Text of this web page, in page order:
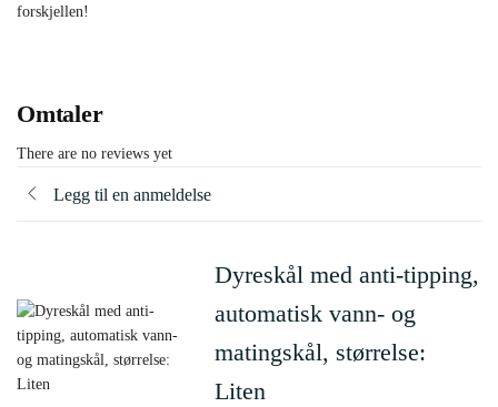
forskjellen!
Omtaler
There are no reviews yet
Legg til en anmeldelse
Dyreskål med anti-tipping,
automatisk vann- og
matingskål, størrelse:
Liten